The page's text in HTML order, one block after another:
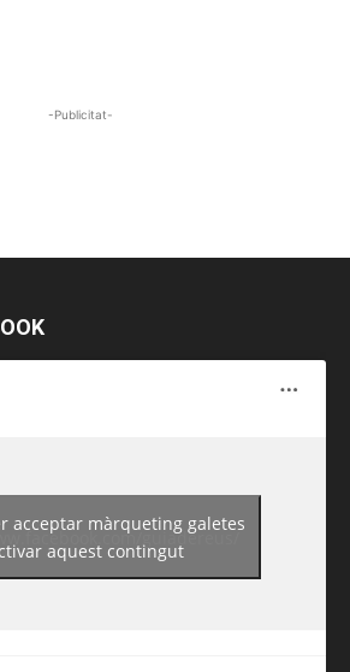
-Publicitat-
guiadereus/
acceptar màrqueting galetes
aquest contingut